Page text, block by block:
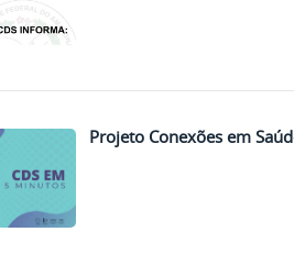
Projeto Conexões em